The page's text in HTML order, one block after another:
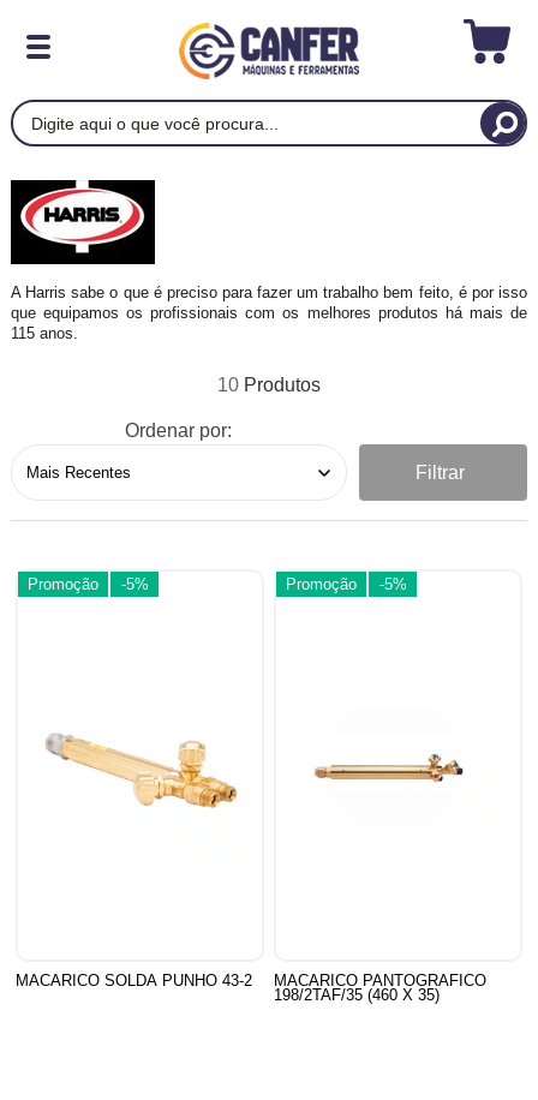
A Harris sabe o que é preciso para fazer um trabalho bem feito, é por isso
que equipamos os profissionais com os melhores produtos há mais de
115 anos.
10
Ordenar por:
Filtrar
Promoção -5%
MACARICO SOLDA PUNHO 43-2
Promoção -5%
MACARICO PANTOGRAFICO
198/2TAF/35 (460 X 35)